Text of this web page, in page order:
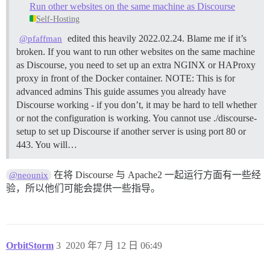
Run other websites on the same machine as Discourse
Self-Hosting
@pfaffman
edited this heavily 2022.02.24. Blame me if it’s
broken. If you want to run other websites on the same machine
as Discourse, you need to set up an extra NGINX or HAProxy
proxy in front of the Docker container. NOTE: This is for
advanced admins This guide assumes you already have
Discourse working - if you don’t, it may be hard to tell whether
or not the configuration is working. You cannot use ./discourse-
setup to set up Discourse if another server is using port 80 or
443. You will…
@neounix
在将 Discourse 与 Apache2 一起运行方面有一些经
验，所以他们可能会提供一些指导。
OrbitStorm 2020 年7 月 12 日 06:49
3